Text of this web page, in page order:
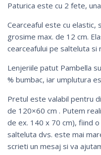
Paturica este cu 2 fete,
Cearceaful este cu
grosime max. de 12 cm.
cearceafului pe salteluta si
Lenjeriile patut Pambella
% bumbac, iar umplutura
Pretul este valabil pentru
de 120×60 cm . Putem
de ex. 140 x 70 cm), fiind
salteluta dvs. este mai
scrieti un mesaj si va